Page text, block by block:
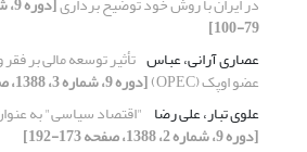
79-100]
عصاری آرانی، عباس تأثیر توسعه مالی بر
عضو اوپک (OPEC)
[دوره 9، شماره 3، 1388، صفحه 29-51]
علوی تبار، علی رضا "اقتصاد سیاسی" به
[دوره 9، شماره 2، 1388، صفحه 173-192]